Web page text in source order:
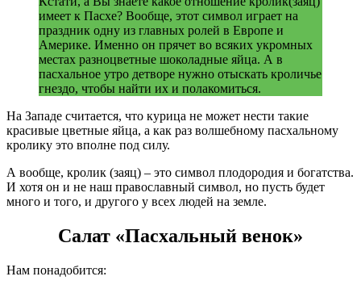
имеет к Пасхе? Вообще, этот символ играет на
праздник одну из главных ролей в Европе и
Америке. Именно он прячет во всяких укромных
местах разноцветные шоколадные яйца. А в
пасхальное утро детворе нужно отыскать кроличье
гнездо, чтобы найти их и полакомиться.
На Западе считается, что курица не может нести такие
красивые цветные яйца, а как раз волшебному пасхальному
кролику это вполне под силу.
А вообще, кролик (заяц) – это символ плодородия и богатства.
И хотя он и не наш православный символ, но пусть будет
много и того, и другого у всех людей на земле.
Салат «Пасхальный венок»
Нам понадобится: